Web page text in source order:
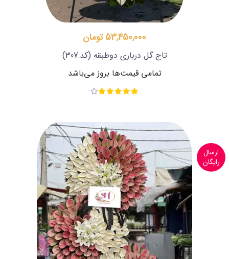
53,450,000 تومان
تاج گل درباری دوطبقه (کد:307)
تمامی قیمت‌ها بروز می‌باشد
ارسال
رایگان